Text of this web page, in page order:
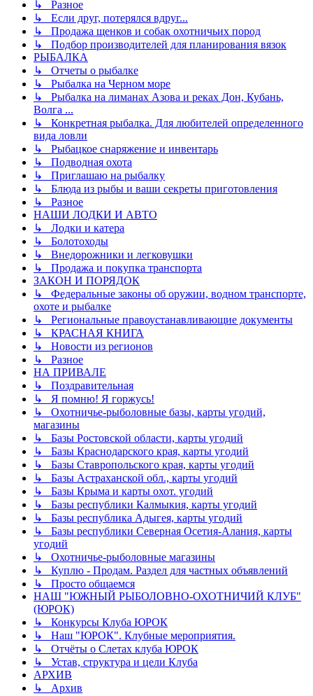
↳ Разное
↳ Если друг, потерялся вдруг...
↳ Продажа щенков и собак охотничьих пород
↳ Подбор производителей для планирования вязок
РЫБАЛКА
↳ Отчеты о рыбалке
↳ Рыбалка на Черном море
↳ Рыбалка на лиманах Азова и реках Дон, Кубань,
Волга ...
↳ Конкретная рыбалка. Для любителей определенного
вида ловли
↳ Рыбацкое снаряжение и инвентарь
↳ Подводная охота
↳ Приглашаю на рыбалку
↳ Блюда из рыбы и ваши секреты приготовления
↳ Разное
НАШИ ЛОДКИ И АВТО
↳ Лодки и катера
↳ Болотоходы
↳ Внедорожники и легковушки
↳ Продажа и покупка транспорта
ЗАКОН И ПОРЯДОК
↳ Федеральные законы об оружии, водном транспорте,
охоте и рыбалке
↳ Региональные правоустанавливающие документы
↳ КРАСНАЯ КНИГА
↳ Новости из регионов
↳ Разное
НА ПРИВАЛЕ
↳ Поздравительная
↳ Я помню! Я горжусь!
↳ Охотничье-рыболовные базы, карты угодий,
магазины
↳ Базы Ростовской области, карты угодий
↳ Базы Краснодарского края, карты угодий
↳ Базы Ставропольского края, карты угодий
↳ Базы Астраханской обл., карты угодий
↳ Базы Крыма и карты охот. угодий
↳ Базы республики Калмыкия, карты угодий
↳ Базы республика Адыгея, карты угодий
↳ Базы республики Северная Осетия-Алания, карты
угодий
↳ Охотничье-рыболовные магазины
↳ Куплю - Продам. Раздел для частных объявлений
↳ Просто общаемся
НАШ "ЮЖНЫЙ РЫБОЛОВНО-ОХОТНИЧИЙ КЛУБ"
(ЮРОК)
↳ Конкурсы Клуба ЮРОК
↳ Наш "ЮРОК". Клубные мероприятия.
↳ Отчёты о Слетах клуба ЮРОК
↳ Устав, структура и цели Клуба
АРХИВ
↳ Архив